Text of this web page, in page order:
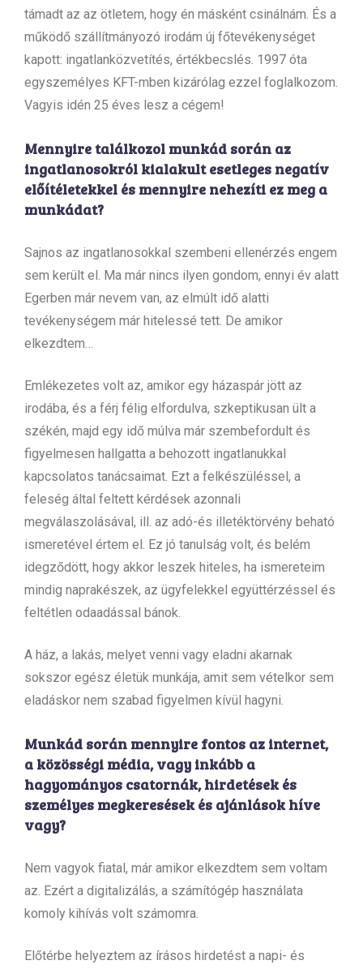
támadt az az ötletem, hogy én másként csinálnám. És a
működő szállítmányozó irodám új főtevékenységet
kapott: ingatlanközvetítés, értékbecslés. 1997 óta
egyszemélyes KFT-mben kizárólag ezzel foglalkozom.
Vagyis idén 25 éves lesz a cégem!
Mennyire találkozol munkád során az
ingatlanosokról kialakult esetleges negatív
előítéletekkel és mennyire nehezíti ez meg a
munkádat?
Sajnos az ingatlanosokkal szembeni ellenérzés engem
sem került el. Ma már nincs ilyen gondom, ennyi év alatt
Egerben már nevem van, az elmúlt idő alatti
tevékenységem már hitelessé tett. De amikor
elkezdtem…
Emlékezetes volt az, amikor egy házaspár jött az
irodába, és a férj félig elfordulva, szkeptikusan ült a
székén, majd egy idő múlva már szembefordult és
figyelmesen hallgatta a behozott ingatlanukkal
kapcsolatos tanácsaimat. Ezt a felkészüléssel, a
feleség által feltett kérdések azonnali
megválaszolásával, ill. az adó-és illetéktörvény beható
ismeretével értem el. Ez jó tanulság volt, és belém
idegződött, hogy akkor leszek hiteles, ha ismereteim
mindig naprakészek, az ügyfelekkel együttérzéssel és
feltétlen odaadással bánok.
A ház, a lakás, melyet venni vagy eladni akarnak
sokszor egész életük munkája, amit sem vételkor sem
eladáskor nem szabad figyelmen kívül hagyni.
Munkád során mennyire fontos az internet,
a közösségi média, vagy inkább a
hagyományos csatornák, hirdetések és
személyes megkeresések és ajánlások híve
vagy?
Nem vagyok fiatal, már amikor elkezdtem sem voltam
az. Ezért a digitalizálás, a számítógép használata
komoly kihívás volt számomra.
Előtérbe helyeztem az írásos hirdetést a napi- és